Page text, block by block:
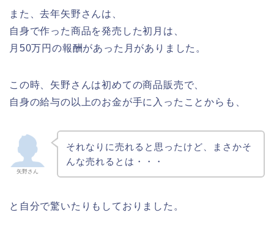
また、去年矢野さんは、
自身で作った商品を発売した初月は、
月50万円の報酬があった月がありました。
この時、矢野さんは初めての商品販売で、
自身の給与の以上のお金が手に入ったことからも、
矢野さん
それなりに売れると思ったけど、まさかそ
んな売れるとは・・・
と自分で驚いたりもしておりました。